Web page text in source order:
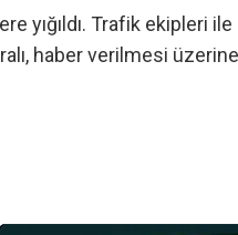
yığıldı. Trafik ekipleri
haber verilmesi